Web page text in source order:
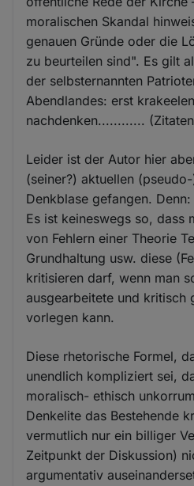
moralischen Skandal
genauen Gründe oder die
zu beurteilen sind". Es gilt
der selbsternannten
Abendlandes: erst
nachdenken............
Leider ist der Autor hier
(seiner?) aktuellen
Denkblase gefangen. Denn:
Es ist keineswegs so, dass
von Fehlern einer Theorie
Grundhaltung usw. diese
kritisieren darf, wenn man
ausgearbeitete und kritisch
vorlegen kann.
Diese rhetorische Formel,
unendlich kompliziert sei,
moralisch- ethisch
Denkelite das Bestehende
vermutlich nur ein billiger
Zeitpunkt der Diskussion)
argumentativ